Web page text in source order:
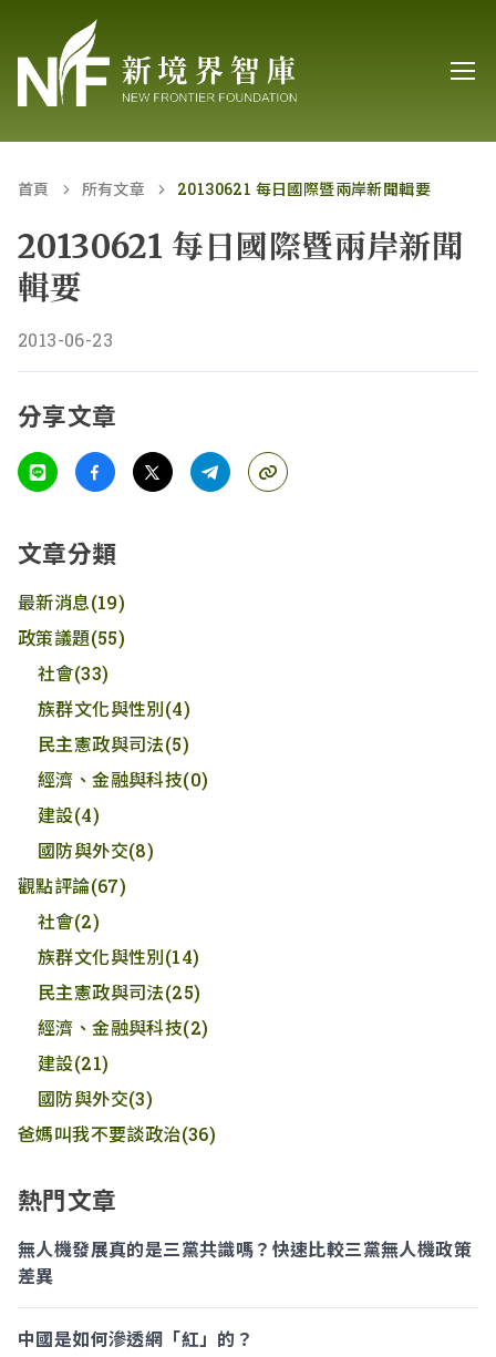
首頁 所有文章 20130621 每日國際暨兩岸新聞輯要
20130621 每日國際暨兩岸新聞
輯要
2013-06-23
分享文章
文章分類
最新消息(19)
政策議題(55)
社會(33)
族群文化與性別(4)
民主憲政與司法(5)
經濟、金融與科技(0)
建設(4)
國防與外交(8)
觀點評論(67)
社會(2)
族群文化與性別(14)
民主憲政與司法(25)
經濟、金融與科技(2)
建設(21)
國防與外交(3)
爸媽叫我不要談政治(36)
熱門文章
無人機發展真的是三黨共識嗎？快速比較三黨無人機政策
差異
中國是如何滲透網「紅」的？